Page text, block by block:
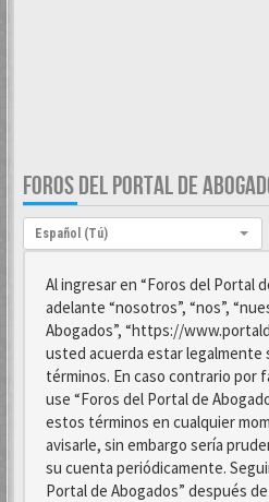
FOROS DEL PORTAL DE
Idioma:
Español (Tú)
Al ingresar en “Foros del Portal
adelante “nosotros”, “nos”,
Abogados”, “https://
usted acuerda estar legalmente
términos. En caso contrario por
use “Foros del Portal de
estos términos en cualquier
avisarle, sin embargo sería
su cuenta periódicamente.
Portal de Abogados” después